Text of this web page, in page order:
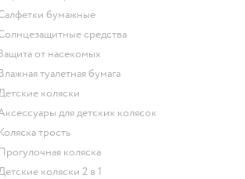
Салфетки бумажные
Солнцезащитные средства
Защита от насекомых
Влажная туалетная бумага
Детские коляски
Аксессуары для детских колясок
Коляска трость
Прогулочная коляска
Детские коляски 2 в 1